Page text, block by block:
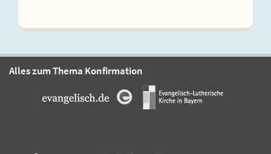
Alles zum Thema Konfirmation